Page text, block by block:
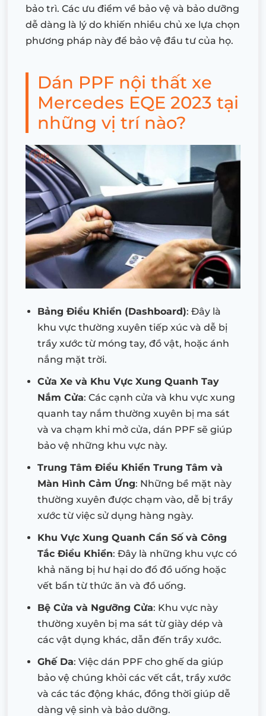
bảo trì. Các ưu điểm về bảo vệ và bảo dưỡng
dễ dàng là lý do khiến nhiều chủ xe lựa chọn
phương pháp này để bảo vệ đầu tư của họ.
Dán PPF nội thất xe
Mercedes EQE 2023 tại
những vị trí nào?
Bảng Điều Khiển (Dashboard): Đây là
khu vực thường xuyên tiếp xúc và dễ bị
trầy xước từ móng tay, đồ vật, hoặc ánh
nắng mặt trời.
Cửa Xe và Khu Vực Xung Quanh Tay
Nắm Cửa: Các cạnh cửa và khu vực xung
quanh tay nắm thường xuyên bị ma sát
và va chạm khi mở cửa, dán PPF sẽ giúp
bảo vệ những khu vực này.
Trung Tâm Điều Khiển Trung Tâm và
Màn Hình Cảm Ứng: Những bề mặt này
thường xuyên được chạm vào, dễ bị trầy
xước từ việc sử dụng hàng ngày.
Khu Vực Xung Quanh Cần Số và Công
Tắc Điều Khiển: Đây là những khu vực có
khả năng bị hư hại do đổ đồ uống hoặc
vết bẩn từ thức ăn và đồ uống.
Bệ Cửa và Ngưỡng Cửa: Khu vực này
thường xuyên bị ma sát từ giày dép và
các vật dụng khác, dẫn đến trầy xước.
Ghế Da: Việc dán PPF cho ghế da giúp
bảo vệ chúng khỏi các vết cắt, trầy xước
và các tác động khác, đồng thời giúp dễ
dàng vệ sinh và bảo dưỡng.